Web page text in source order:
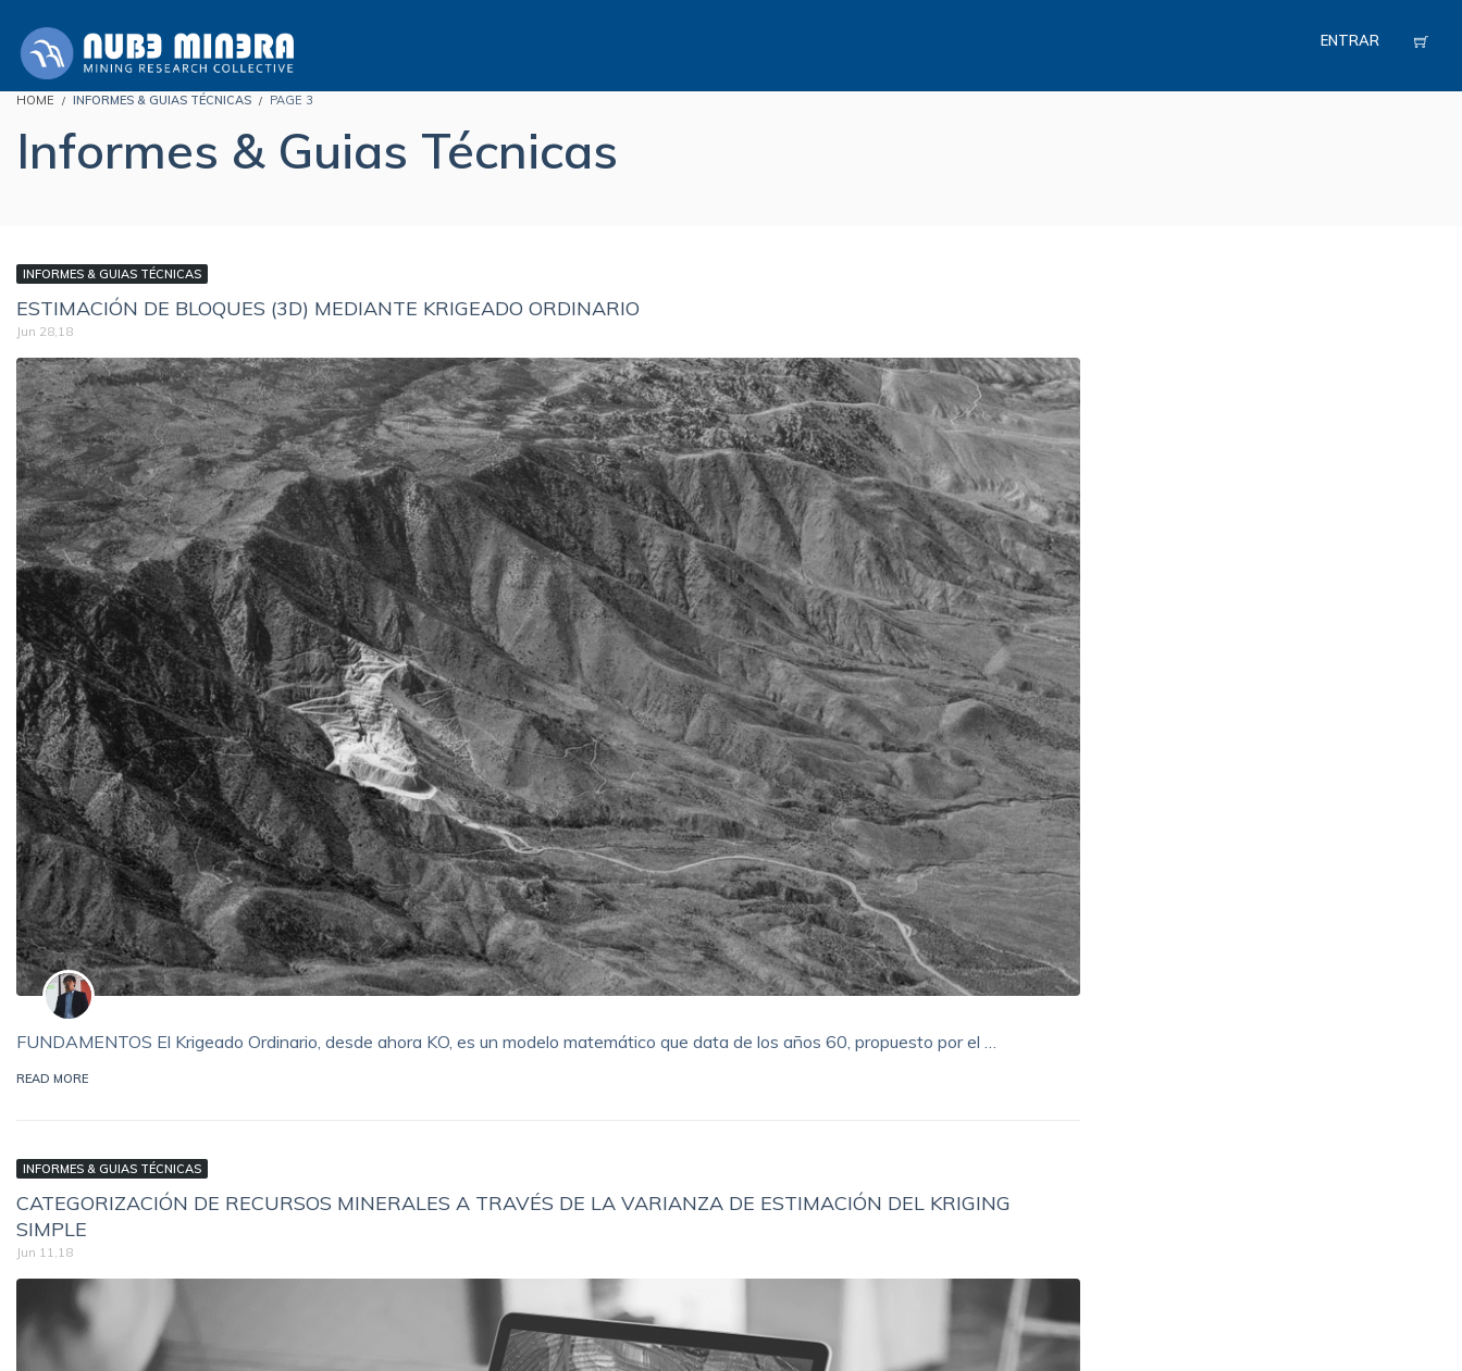
ENTRAR
HOME INFORMES & GUIAS TÉCNICAS PAGE 3
Informes & Guias Técnicas
INFORMES & GUIAS TÉCNICAS
ESTIMACIÓN DE BLOQUES (3D) MEDIANTE KRIGEADO ORDINARIO
Jun 28,18
FUNDAMENTOS El Krigeado Ordinario, desde ahora KO, es un modelo matemático que data de los años 60, propuesto por el …
READ MORE
INFORMES & GUIAS TÉCNICAS
CATEGORIZACIÓN DE RECURSOS MINERALES A TRAVÉS DE LA VARIANZA DE ESTIMACIÓN DEL KRIGING
SIMPLE
Jun 11,18